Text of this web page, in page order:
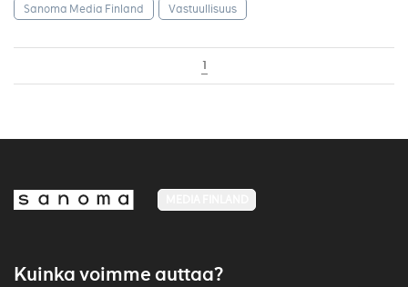
Sanoma Media Finland Vastuullisuus
1
Kuinka voimme auttaa?